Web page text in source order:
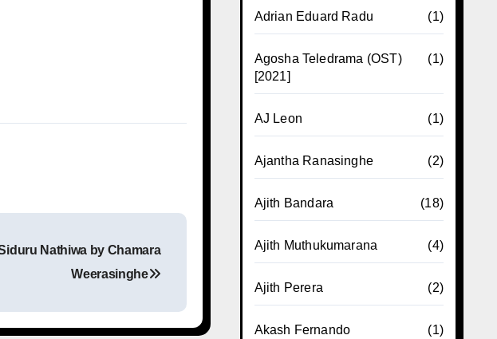
Nathiwa by Chamara
Weerasinghe
Adrian Eduard Radu (1)
Agosha Teledrama (OST)
[2021]
(1)
AJ Leon (1)
Ajantha Ranasinghe (2)
Ajith Bandara (18)
Ajith Muthukumarana (4)
Ajith Perera (2)
Akash Fernando (1)